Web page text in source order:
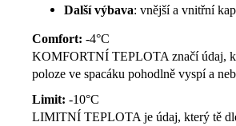
Další výbava: vnější a vnitřní
Comfort: -4°C
KOMFORTNÍ TEPLOTA značí údaj,
poloze ve spacáku pohodlně vyspí a
Limit: -10°C
LIMITNÍ TEPLOTA je údaj, který tě